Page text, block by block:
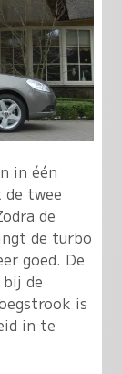
in één
twee
de
de turbo
goed. De
bij de
is
in te